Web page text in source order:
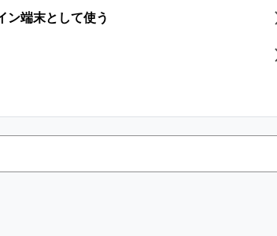
端末として使う